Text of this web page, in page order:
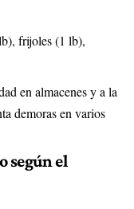
frijoles (1 lb),
en almacenes y a la
demoras en varios
según el